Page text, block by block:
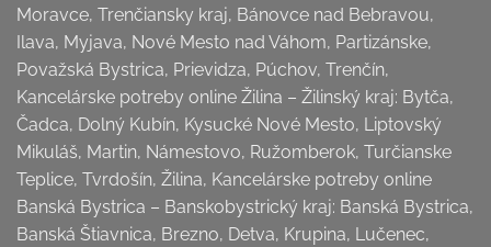
Moravce, Trenčiansky kraj, Bánovce nad Bebravou,
Ilava, Myjava, Nové Mesto nad Váhom, Partizánske,
Považská Bystrica, Prievidza, Púchov, Trenčín,
Kancelárske potreby online Žilina – Žilinský kraj: Bytča,
Čadca, Dolný Kubín, Kysucké Nové Mesto, Liptovský
Mikuláš, Martin, Námestovo, Ružomberok, Turčianske
Teplice, Tvrdošín, Žilina, Kancelárske potreby online
Banská Bystrica – Banskobystrický kraj: Banská Bystrica,
Banská Štiavnica, Brezno, Detva, Krupina, Lučenec,